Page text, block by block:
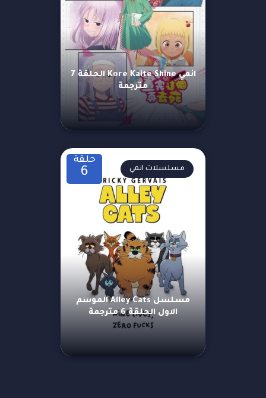
انمي Kore Kaite Shine الحلقة 7
مترجمة
حلقة
6
مسلسل Alley Cats الموسم
الاول الحلقة 6 مترجمة
مسلسلات انمي